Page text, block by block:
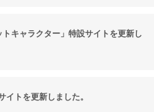
トキャラクター」特設サイトを更新し
イトを更新しました。